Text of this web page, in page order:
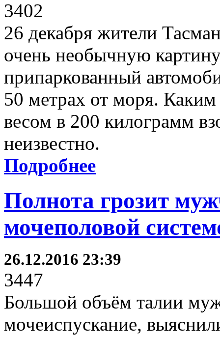
3402
26 декабря жители
очень необычную
припаркованный
50 метрах от моря.
весом в 200 килограмм
неизвестно.
Подробнее
Полнота грозит
мочеполовой
26.12.2016 23:39
3447
Большой объём талии
мочеиспускание,